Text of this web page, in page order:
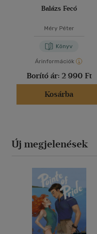
Balázs Fecó
Méry Péter
Könyv
Árinformációk
Borító ár: 2 990 Ft
Kosárba
Új megjelenések